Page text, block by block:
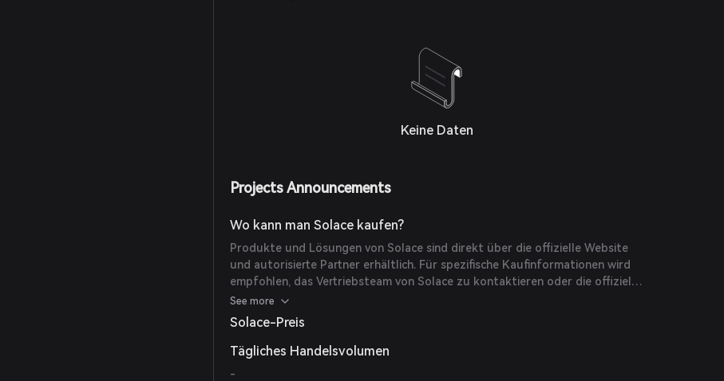
Keine Daten
Projects Announcements
Wo kann man Solace kaufen?
Produkte und Lösungen von Solace sind direkt über die offizielle Website
und autorisierte Partner erhältlich. Für spezifische Kaufinformationen wird
empfohlen, das Vertriebsteam von Solace zu kontaktieren oder die offizielle
Website zu besuchen.
See more
Solace-Preis
Tägliches Handelsvolumen
-